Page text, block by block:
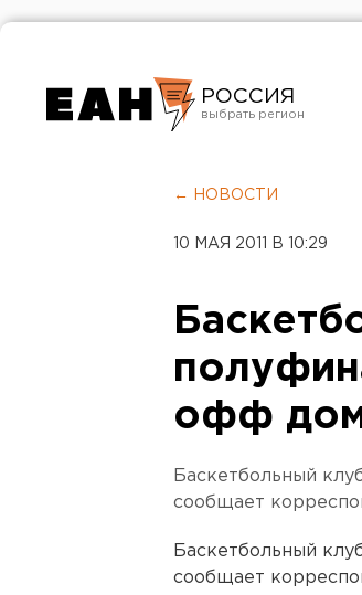
РОССИЯ
Челябинск
← НОВОСТИ
10 МАЯ 2011 В 10:29
офф
Баскетбольный
сообщает
Баскетбольный
сообщает